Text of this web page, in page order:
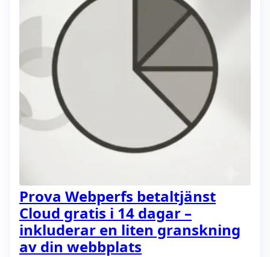
Prova Webperfs betaltjänst
Cloud gratis i 14 dagar –
inkluderar en liten granskning
av din webbplats